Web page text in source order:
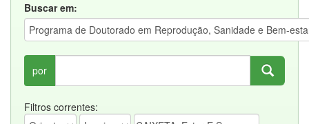
Buscar em:
por
Filtros correntes: